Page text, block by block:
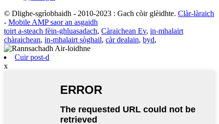
© Dlighe-sgrìobhaidh - 2010-2023 : Gach còir glèidhte. Clàr-làraich
- Mobile AMP saor an asgaidh
toirt a-steach fèin-ghluasadach, Càraichean Ev, in-mhalairt
chàraichean, in-mhalairt sòghail, càr dealain, byd,
Cuir post-d
x